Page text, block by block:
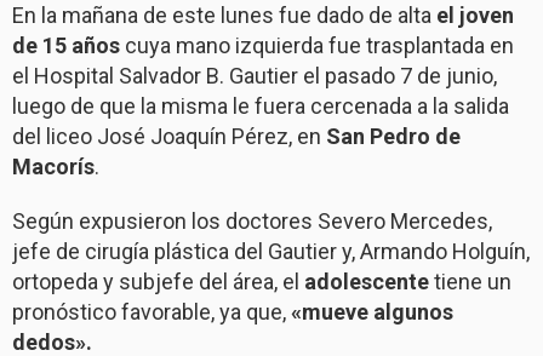
En la mañana de este lunes fue dado de alta el joven
de 15 años cuya mano izquierda fue trasplantada en
el Hospital Salvador B. Gautier el pasado 7 de junio,
luego de que la misma le fuera cercenada a la salida
del liceo José Joaquín Pérez, en San Pedro de
Macorís.
Según expusieron los doctores Severo Mercedes,
jefe de cirugía plástica del Gautier y, Armando Holguín,
ortopeda y subjefe del área, el adolescentetiene un
pronóstico favorable, ya que,«mueve algunos
dedos».